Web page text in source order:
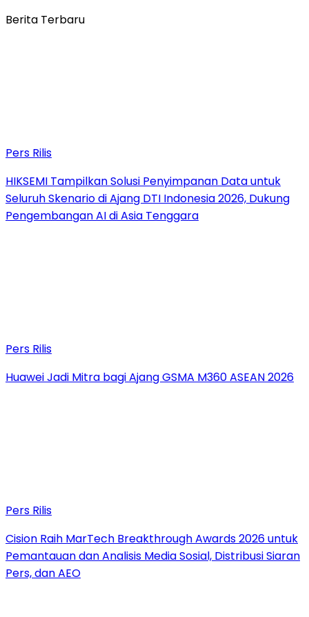
Berita Terbaru
Pers Rilis
HIKSEMI Tampilkan Solusi Penyimpanan Data untuk
Seluruh Skenario di Ajang DTI Indonesia 2026, Dukung
Pengembangan AI di Asia Tenggara
Pers Rilis
Huawei Jadi Mitra bagi Ajang GSMA M360 ASEAN 2026
Pers Rilis
Cision Raih MarTech Breakthrough Awards 2026 untuk
Pemantauan dan Analisis Media Sosial, Distribusi Siaran
Pers, dan AEO